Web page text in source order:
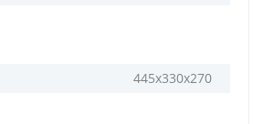
445х330х270